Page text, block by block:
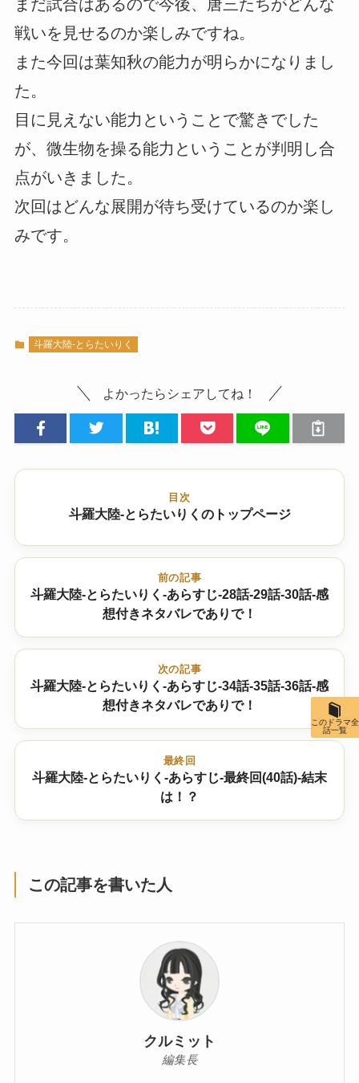
まだ試合はあるので今後、唐三たちがどんな
戦いを見せるのか楽しみですね。
また今回は葉知秋の能力が明らかになりまし
た。
目に見えない能力ということで驚きでした
が、微生物を操る能力ということが判明し合
点がいきました。
次回はどんな展開が待ち受けているのか楽し
みです。
斗羅大陸-とらたいりく
よかったらシェアしてね！
目次
斗羅大陸-とらたいりくのトップページ
前の記事
斗羅大陸-とらたいりく-あらすじ-28話-29話-30話-感
想付きネタバレでありで！
次の記事
斗羅大陸-とらたいりく-あらすじ-34話-35話-36話-感
想付きネタバレでありで！
最終回
斗羅大陸-とらたいりく-あらすじ-最終回(40話)-結末
は！？
この記事を書いた人
クルミット
編集長
このドラマ全
話一覧